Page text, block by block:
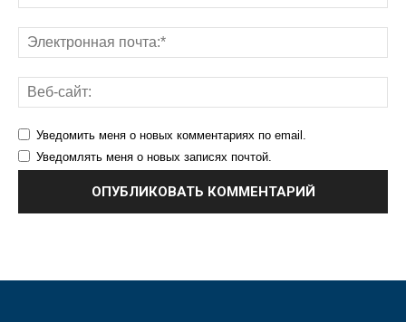
Уведомить меня о новых комментариях по email.
Уведомлять меня о новых записях почтой.